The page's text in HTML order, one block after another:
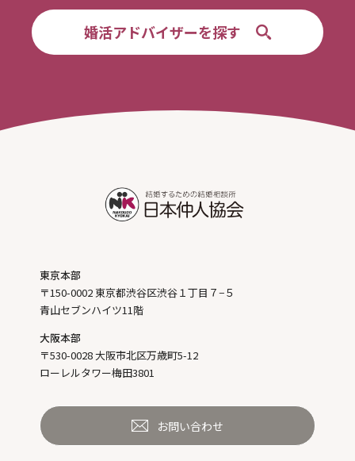
婚活アドバイザーを探す
東京本部
〒150-0002 東京都渋谷区渋谷１丁目７−５
青山セブンハイツ11階
大阪本部
〒530-0028 大阪市北区万歳町5-12
ローレルタワー梅田3801
お問い合わせ